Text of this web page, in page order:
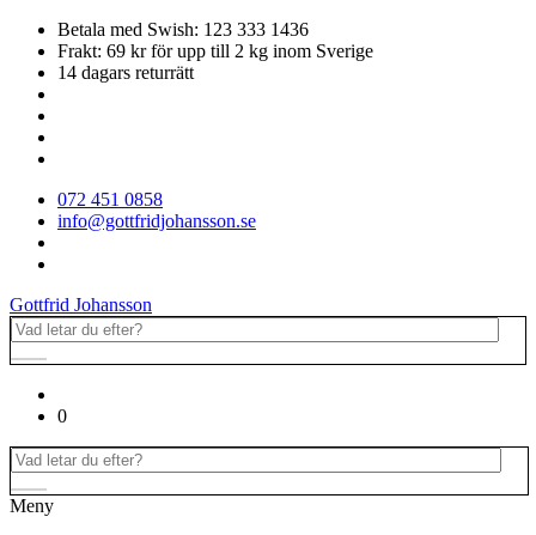
Betala med Swish: 123 333 1436
Frakt: 69 kr för upp till 2 kg inom Sverige
14 dagars returrätt
072 451 0858
info@gottfridjohansson.se
Gottfrid Johansson
0
Meny